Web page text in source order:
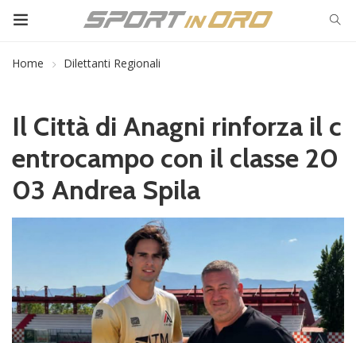
Home Dilettanti Regionali
Il Città di Anagni rinforza il c
entrocampo con il classe 20
03 Andrea Spila